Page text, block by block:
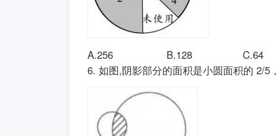
A.256 B.128
6. 如图,阴影部分的面积是小圆面积的